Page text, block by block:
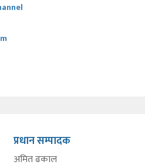
प्रधान सम्पादक
अमित ढकाल